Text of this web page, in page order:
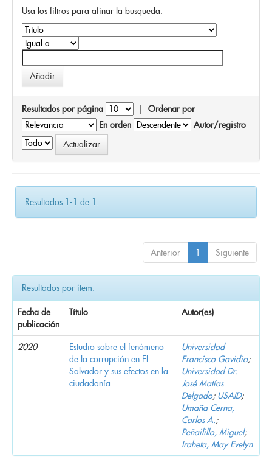
Usa los filtros para afinar la busqueda.
Resultados por página | Ordenar por
En orden
Autor/registro
Resultados 1-1 de 1.
Anterior 1 Siguiente
Resultados por ítem:
Fecha de
publicación
Título Autor(es)
2020
Estudio sobre el fenómeno
de la corrupción en El
Salvador y sus efectos en la
ciudadanía
Universidad
Francisco Gavidia;
Universidad Dr.
José Matías
Delgado; USAID;
Umaña Cerna,
Carlos A.;
Peñailillo, Miguel;
Iraheta, May Evelyn